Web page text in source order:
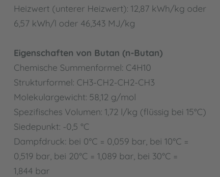
Heizwert (unterer Heizwert): 12,87 kWh/kg oder
6,57 kWh/l oder 46,343 MJ/kg
Eigenschaften von Butan (n-Butan)
Chemische Summenformel: C4H10
Strukturformel: CH3-CH2-CH2-CH3
Molekulargewicht: 58,12 g/mol
Spezifisches Volumen: 1,72 l/kg (flüssig bei 15°C)
Siedepunkt: -0,5 °C
Dampfdruck: bei 0°C = 0,059 bar, bei 10°C =
0,519 bar, bei 20°C = 1,089 bar, bei 30°C =
1,844 bar